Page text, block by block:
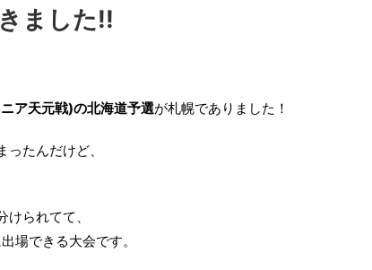
ました!!
ア天元戦)の北海道予選が札幌でありました！
たんだけど、
られてて、
場できる大会です。